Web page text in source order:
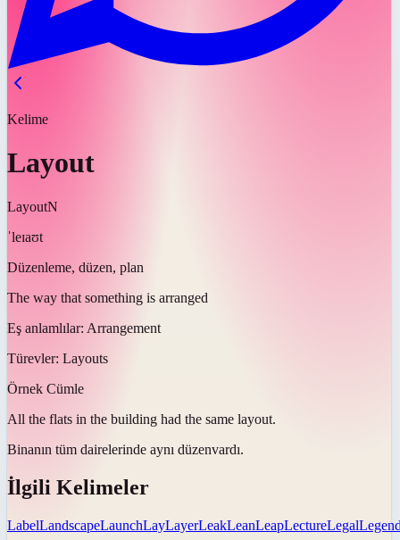
Kelime
Layout
LayoutN
ˈleɪaʊt
Düzenleme, düzen, plan
The way that something is arranged
Eş anlamlılar: Arrangement
Türevler: Layouts
Örnek Cümle
All the flats in the building had the same layout.
Binanın tüm dairelerinde aynı düzenvardı.
İlgili Kelimeler
LabelLandscapeLaunchLayLayerLeakLeanLeapLectureLegal